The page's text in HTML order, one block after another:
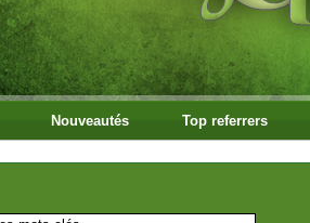
Nouveautés Top referrers